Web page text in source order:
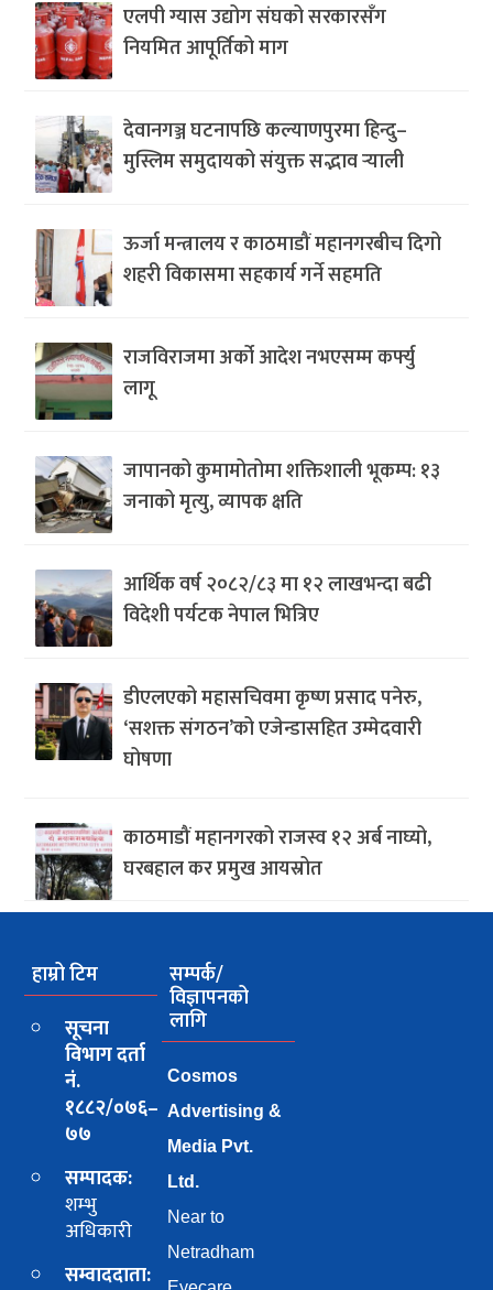
एलपी ग्यास उद्योग संघको सरकारसँग
नियमित आपूर्तिको माग
देवानगञ्ज घटनापछि कल्याणपुरमा हिन्दु–
मुस्लिम समुदायको संयुक्त सद्भाव र्‍याली
ऊर्जा मन्त्रालय र काठमाडौं महानगरबीच दिगो
शहरी विकासमा सहकार्य गर्ने सहमति
राजविराजमा अर्को आदेश नभएसम्म कर्फ्यु
लागू
जापानको कुमामोतोमा शक्तिशाली भूकम्प: १३
जनाको मृत्यु, व्यापक क्षति
आर्थिक वर्ष २०८२/८३ मा १२ लाखभन्दा बढी
विदेशी पर्यटक नेपाल भित्रिए
डीएलएको महासचिवमा कृष्ण प्रसाद पनेरु,
‘सशक्त संगठन’को एजेन्डासहित उम्मेदवारी
घोषणा
काठमाडौं महानगरको राजस्व १२ अर्ब नाघ्यो,
घरबहाल कर प्रमुख आयस्रोत
हाम्रो टिम
सूचना
विभाग दर्ता
नं.
१८८२/०७६–
७७
सम्पादक:
शम्भु
अधिकारी
सम्वाददाता:
सम्पर्क/
विज्ञापनको
लागि
Cosmos
Advertising &
Media Pvt.
Ltd.
Near to
Netradham